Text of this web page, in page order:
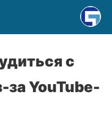
с
за YouTube-